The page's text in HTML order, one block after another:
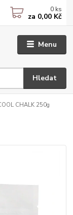
Menu
Hledat
0 ks
za 0,00 Kč
CHALK 250g